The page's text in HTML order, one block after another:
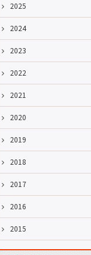
2025
2024
2023
2022
2021
2020
2019
2018
2017
2016
2015